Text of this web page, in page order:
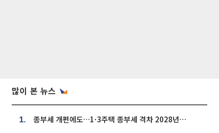
많이 본 뉴스
1. 종부세 개편에도…1·3주택 종부세 격차 2028년부터 확대